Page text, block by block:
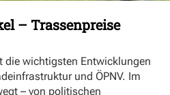
– Trassenpreise
die wichtigsten Entwicklungen
und ÖPNV. Im
– von politischen